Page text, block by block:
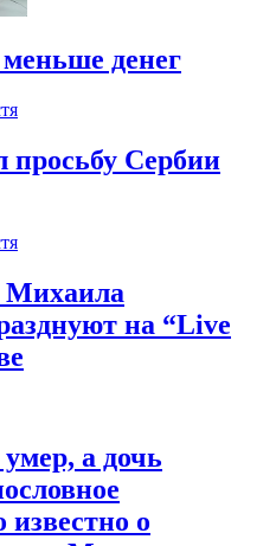
денег
просьбу Сербии
Михаила
на “Live
а дочь
известно о